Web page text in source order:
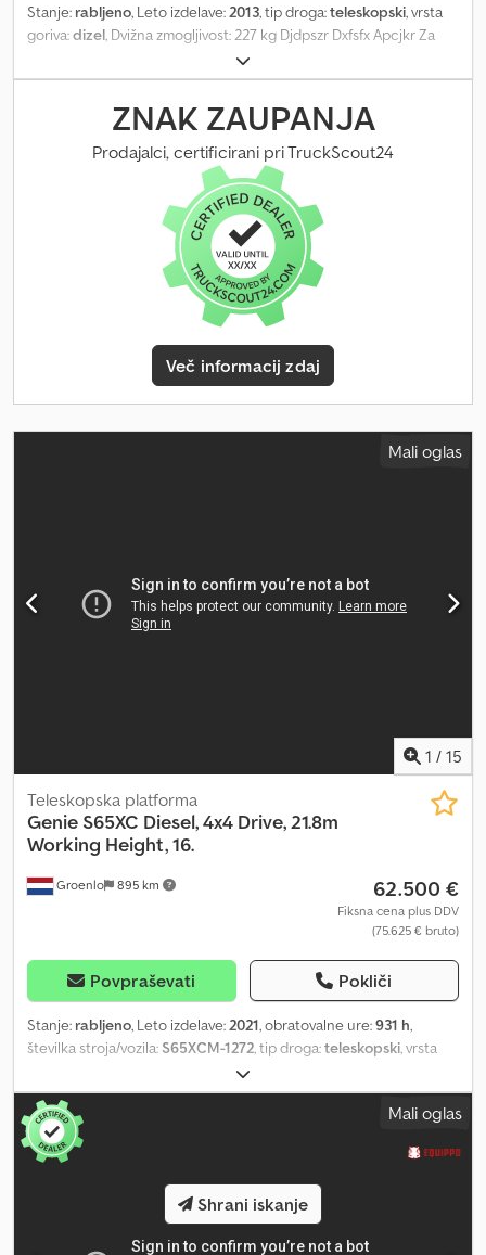
Stanje: rabljeno, Leto izdelave:2013, tip droga:teleskopski, vrsta
goriva:dizel, Dvižna zmogljivost: 227 kg Djdpszr Dxfsfx Apcjkr Za
več informacij se obrnite na Center za rabljeno opremo.
ZNAK ZAUPANJA
Prodajalci, certificirani pri TruckScout24
Več informacij zdaj
Mali oglas
1 / 15
Groenlo 895 km
Teleskopska platforma
Genie S65XC Diesel, 4x4 Drive, 21.8m
Working Height, 16.
62.500 €
Fiksna cena plus DDV
(75.625 € bruto)
Povpraševati Pokliči
Stanje: rabljeno, Leto izdelave:2021, obratovalne ure:931 h,
številka stroja/vozila:S65XCM-1272, tip droga:teleskopski, vrsta
, Lastna teža: 454 kg Dvižna kapaciteta: 454 kg Delovna
višina: 2.200 cm Dimenzije tovornega prostora: 976 x 249 x 281 cm
Stanje prednjih pnevmatik: 80 Dsdpfx Ajwwgigopcekr Stanje
zadnjih pnevmatik: 80 Maks. horizontalni doseg: 1.650 m Za
dodatne informacije se obrnite na PFEIFER GROUP.
Mali oglas
Shrani iskanje